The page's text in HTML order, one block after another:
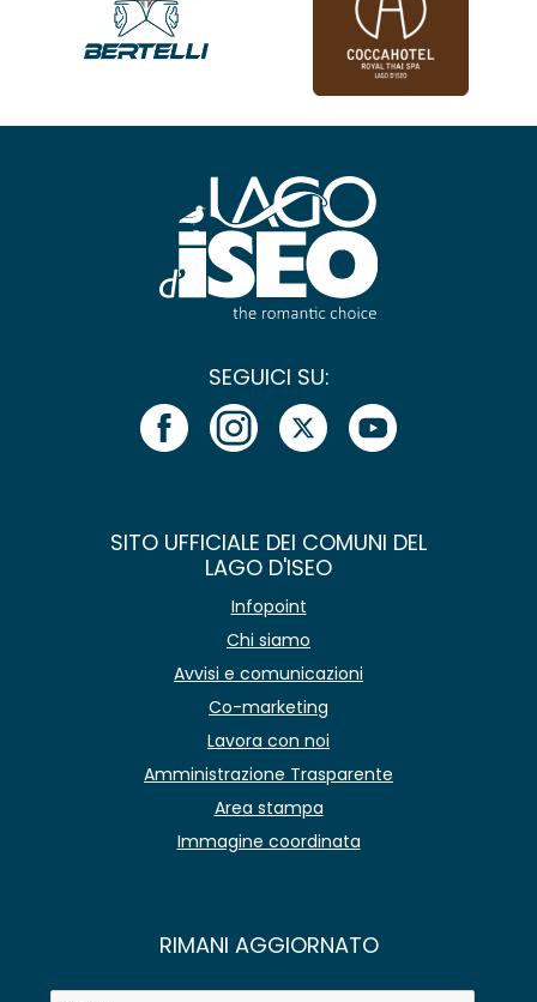
SEGUICI SU:
SITO UFFICIALE DEI COMUNI DEL
LAGO D'ISEO
Infopoint
Chi siamo
Avvisi e comunicazioni
Co-marketing
Lavora con noi
Amministrazione Trasparente
Area stampa
Immagine coordinata
RIMANI AGGIORNATO